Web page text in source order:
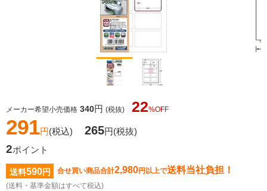
メーカー希望小売価格 340円 (税抜) 22%OFF
291円(税込) 265円(税抜)
2ポイント
送料590円 合せ買い商品合計2,980円以上で送料当社負担！
(送料・基準金額はすべて税込)